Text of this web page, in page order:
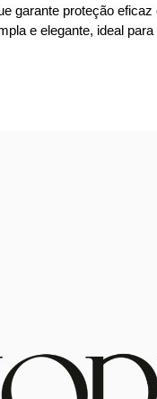
garante proteção
e elegante, ideal